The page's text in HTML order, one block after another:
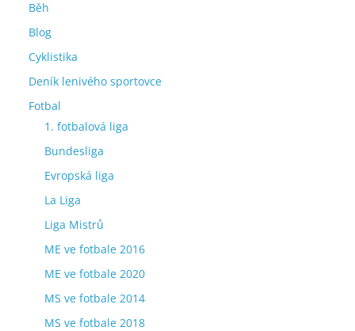
Běh
Blog
Cyklistika
Deník lenivého sportovce
Fotbal
1. fotbalová liga
Bundesliga
Evropská liga
La Liga
Liga Mistrů
ME ve fotbale 2016
ME ve fotbale 2020
MS ve fotbale 2014
MS ve fotbale 2018